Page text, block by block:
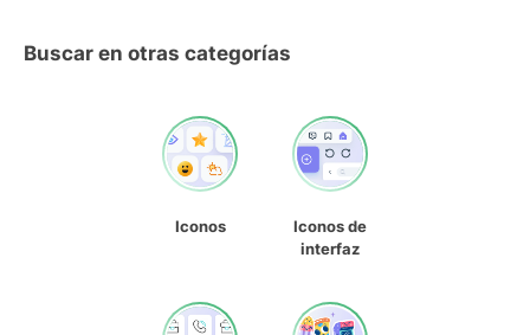
Buscar en otras categorías
Iconos
Iconos de
interfaz